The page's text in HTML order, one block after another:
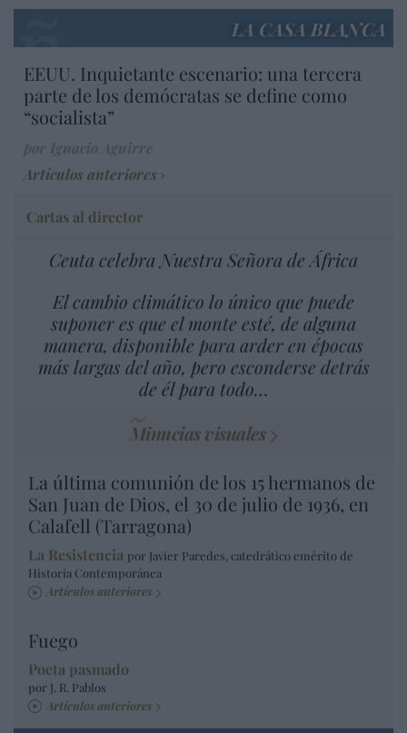
LA CASA BLANCA
EEUU. Inquietante escenario: una tercera
parte de los demócratas se define como
“socialista”
Artículos anteriores
Cartas al director
Ceuta celebra Nuestra Señora de África
El cambio climático lo único que puede
suponer es que el monte esté, de alguna
manera, disponible para arder en épocas
más largas del año, pero esconderse detrás
de él para todo…
Minucias visuales
La última comunión de los 15 hermanos de
San Juan de Dios, el 30 de julio de 1936, en
Calafell (Tarragona)
La Resistencia por Javier Paredes, catedrático emérito de
Historia Contemporánea
Artículos anteriores
Fuego
Poeta pasmado
por J. R. Pablos
Artículos anteriores